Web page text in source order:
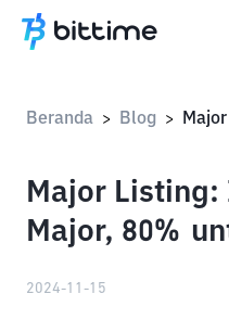
Beranda > Blog >
Major Listing:
Major, 80%
2024-11-15